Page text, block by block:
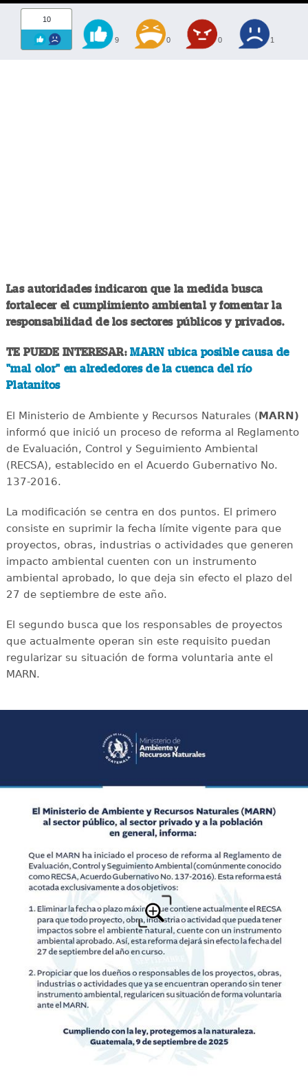
10
9 0 0 1
Las autoridades indicaron que la medida busca
fortalecer el cumplimiento ambiental y fomentar la
responsabilidad de los sectores públicos y privados.
TE PUEDE INTERESAR:MARN ubica posible causa de
"mal olor" en alrededores de la cuenca del río
Platanitos
El Ministerio de Ambiente y Recursos Naturales (MARN)
informó que inició un proceso de reforma al Reglamento
de Evaluación, Control y Seguimiento Ambiental
(RECSA), establecido en el Acuerdo Gubernativo No.
137-2016.
La modificación se centra en dos puntos. El primero
consiste en suprimir la fecha límite vigente para que
proyectos, obras, industrias o actividades que generen
impacto ambiental cuenten con un instrumento
ambiental aprobado, lo que deja sin efecto el plazo del
27 de septiembre de este año.
El segundo busca que los responsables de proyectos
que actualmente operan sin este requisito puedan
regularizar su situación de forma voluntaria ante el
MARN.